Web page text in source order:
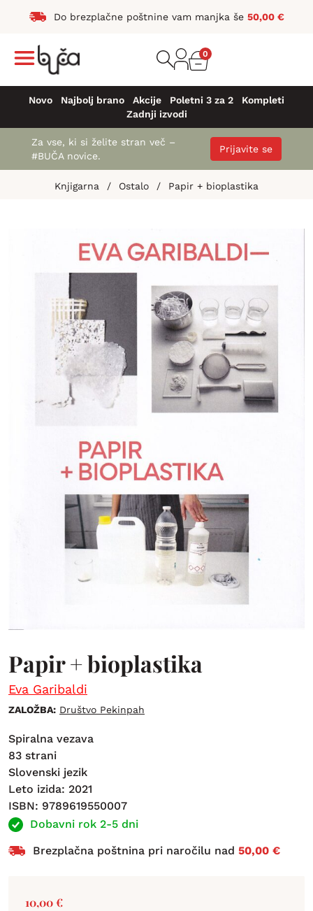
Do brezplačne poštnine vam manjka še 50,00 €
0
Novo Najbolj brano Akcije Poletni 3 za 2
Kompleti
Zadnji izvodi
Za vse, ki si želite stran več –
#BUČA novice.
Prijavite se
Knjigarna / Ostalo / Papir + bioplastika
Papir + bioplastika
Eva Garibaldi
ZALOŽBA: Društvo Pekinpah
Spiralna vezava
83 strani
Slovenski jezik
Leto izida: 2021
ISBN: 9789619550007
Dobavni rok 2-5 dni
Brezplačna poštnina pri naročilu nad 50,00 €
10,00€